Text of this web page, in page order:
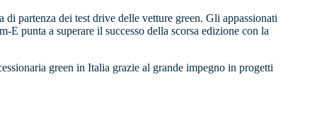
partenza dei test drive delle vetture green. Gli appassionati
punta a superare il successo della scorsa edizione con la
green in Italia grazie al grande impegno in progetti